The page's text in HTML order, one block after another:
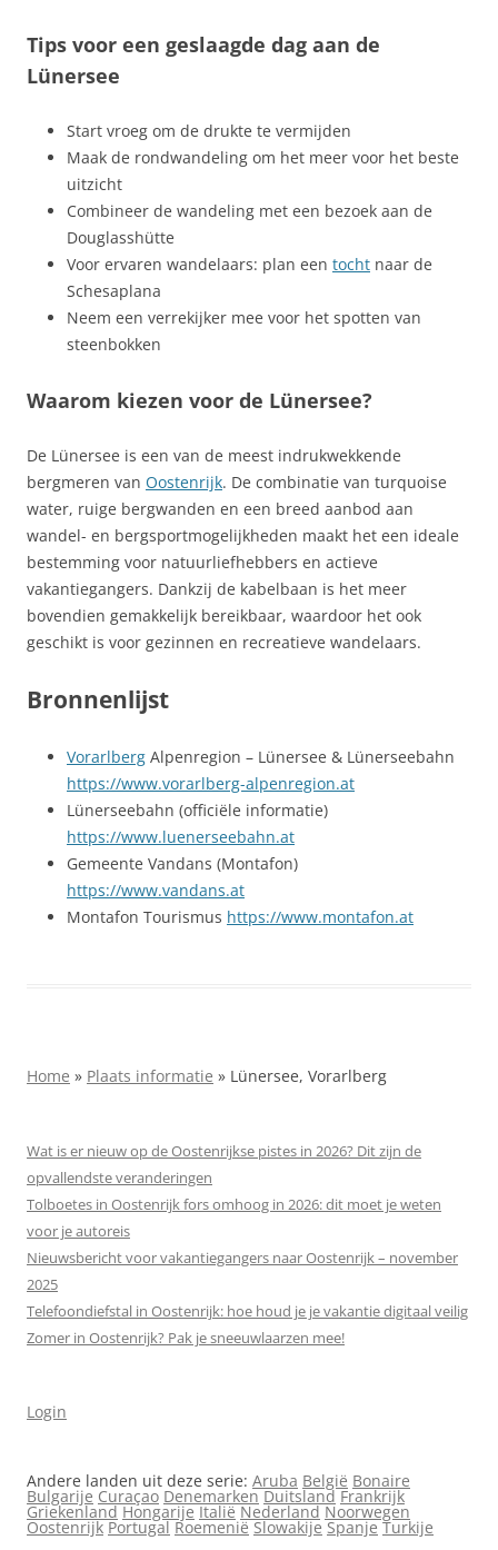
Tips voor een geslaagde dag aan de
Lünersee
Start vroeg om de drukte te vermijden
Maak de rondwandeling om het meer voor het beste
uitzicht
Combineer de wandeling met een bezoek aan de
Douglasshütte
Voor ervaren wandelaars: plan een tocht naar de
Schesaplana
Neem een verrekijker mee voor het spotten van
steenbokken
Waarom kiezen voor de Lünersee?
De Lünersee is een van de meest indrukwekkende
bergmeren van Oostenrijk. De combinatie van turquoise
water, ruige bergwanden en een breed aanbod aan
wandel- en bergsportmogelijkheden maakt het een ideale
bestemming voor natuurliefhebbers en actieve
vakantiegangers. Dankzij de kabelbaan is het meer
bovendien gemakkelijk bereikbaar, waardoor het ook
geschikt is voor gezinnen en recreatieve wandelaars.
Bronnenlijst
Vorarlberg Alpenregion – Lünersee & Lünerseebahn
https://www.vorarlberg-alpenregion.at
Lünerseebahn (officiële informatie)
https://www.luenerseebahn.at
Gemeente Vandans (Montafon)
https://www.vandans.at
Montafon Tourismus https://www.montafon.at
Home » Plaats informatie » Lünersee, Vorarlberg
Wat is er nieuw op de Oostenrijkse pistes in 2026? Dit zijn de
opvallendste veranderingen
Tolboetes in Oostenrijk fors omhoog in 2026: dit moet je weten
voor je autoreis
Nieuwsbericht voor vakantiegangers naar Oostenrijk – november
2025
Telefoondiefstal in Oostenrijk: hoe houd je je vakantie digitaal veilig
Zomer in Oostenrijk? Pak je sneeuwlaarzen mee!
Login
Andere landen uit deze serie: Aruba België Bonaire
Bulgarije Curaçao Denemarken Duitsland Frankrijk
Griekenland Hongarije Italië Nederland Noorwegen
Oostenrijk Portugal Roemenië Slowakije Spanje Turkije